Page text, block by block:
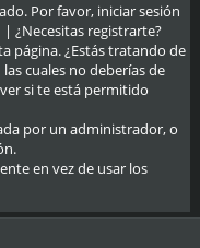
Por favor, iniciar sesión
| ¿Necesitas registrarte?
página. ¿Estás tratando de
cuales no deberías de
si te está permitido
por un administrador, o
en vez de usar los